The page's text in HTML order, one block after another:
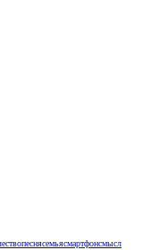
песнясемьясмартфонсмысл